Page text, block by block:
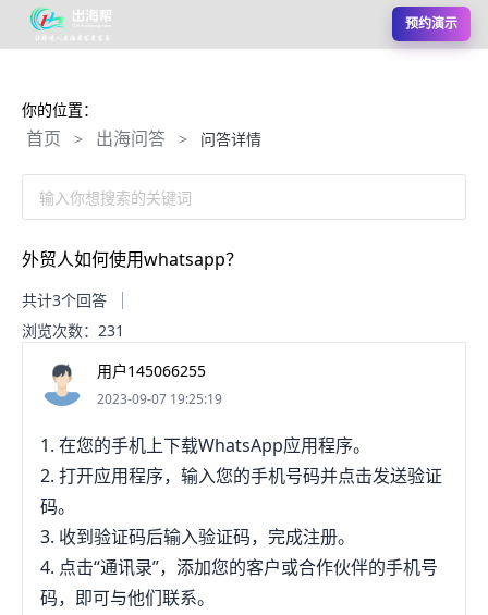
预约演示
你的位置：
首页 > 出海问答 > 问答详情
输入你想搜索的关键词
外贸人如何使用whatsapp？
共计3个回答
浏览次数：231
用户145066255
2023-09-07 19:25:19
1. 在您的手机上下载WhatsApp应用程序。
2. 打开应用程序，输入您的手机号码并点击发送验证
码。
3. 收到验证码后输入验证码，完成注册。
4. 点击“通讯录”，添加您的客户或合作伙伴的手机号
码，即可与他们联系。